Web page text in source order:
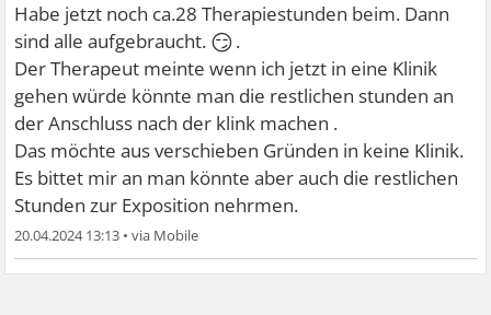
Habe jetzt noch ca.28 Therapiestunden beim. Dann
sind alle aufgebraucht. 😏.
Der Therapeut meinte wenn ich jetzt in eine Klinik
gehen würde könnte man die restlichen stunden an
der Anschluss nach der klink machen .
Das möchte aus verschieben Gründen in keine Klinik.
Es bittet mir an man könnte aber auch die restlichen
Stunden zur Exposition nehrmen.
20.04.2024 13:13 •